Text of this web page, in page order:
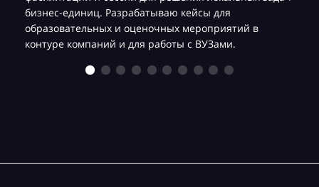
бизнес-единиц. Разрабатываю кейсы для
образовательных и оценочных мероприятий в
контуре компаний и для работы с ВУЗами.